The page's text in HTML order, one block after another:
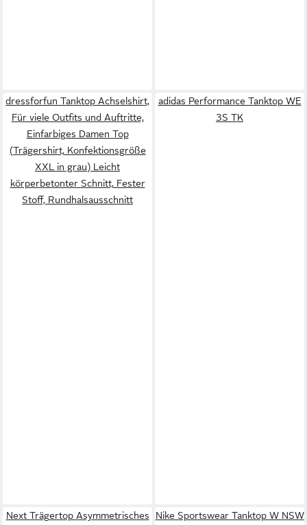
dressforfun Tanktop Achselshirt,
Für viele Outfits und Auftritte,
Einfarbiges Damen Top
(Trägershirt, Konfektionsgröße
XXL in grau) Leicht
körperbetonter Schnitt, Fester
Stoff, Rundhalsausschnitt
adidas Performance Tanktop WE
3S TK
Next Trägertop Asymmetrisches
Nike Sportswear Tanktop W NSW